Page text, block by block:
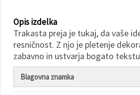
na gumb
»Shrani«.
Sprejmi
vse
Nastavitve
Opis izdelka
Trakasta preja je tukaj, da vaše
resničnost. Z njo je pletenje
zabavno in ustvarja bogato
Blagovna znamka